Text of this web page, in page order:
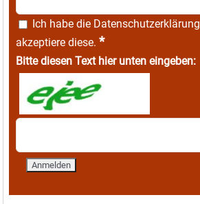
Ich habe die Datenschutzerklärung
akzeptiere diese. *
Bitte diesen Text hier unten eingeben: